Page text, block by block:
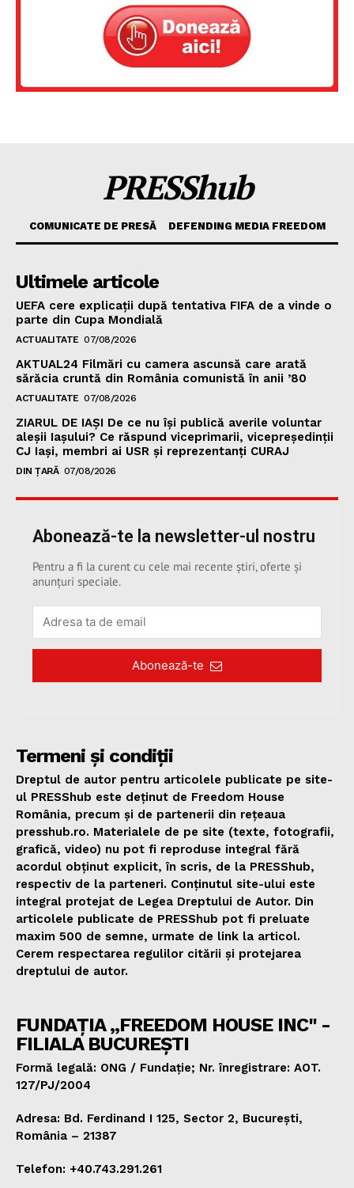
PRESShub
COMUNICATE DE PRESĂ DEFENDING MEDIA FREEDOM
Ultimele articole
UEFA cere explicații după tentativa FIFA de a vinde o
parte din Cupa Mondială
ACTUALITATE 07/08/2026
AKTUAL24 Filmări cu camera ascunsă care arată
sărăcia cruntă din România comunistă în anii ’80
ACTUALITATE 07/08/2026
ZIARUL DE IAȘI De ce nu își publică averile voluntar
aleșii Iașului? Ce răspund viceprimarii, vicepreședinții
CJ Iași, membri ai USR și reprezentanți CURAJ
DIN ȚARĂ 07/08/2026
Abonează-te la newsletter-ul nostru
Pentru a fi la curent cu cele mai recente știri, oferte și
anunțuri speciale.
Abonează-te
Termeni și condiții
Dreptul de autor pentru articolele publicate pe site-
ul PRESShub este deținut de Freedom House
România, precum și de partenerii din rețeaua
presshub.ro. Materialele de pe site (texte, fotografii,
grafică, video) nu pot fi reproduse integral fără
acordul obținut explicit, în scris, de la PRESShub,
respectiv de la parteneri. Conținutul site-ului este
integral protejat de Legea Dreptului de Autor. Din
articolele publicate de PRESShub pot fi preluate
maxim 500 de semne, urmate de link la articol.
Cerem respectarea regulilor citării și protejarea
dreptului de autor.
FUNDAȚIA „FREEDOM HOUSE INC" -
FILIALA BUCUREȘTI
Formă legală: ONG / Fundație; Nr. înregistrare: AOT.
127/PJ/2004
Adresa: Bd. Ferdinand I 125, Sector 2, București,
România – 21387
Telefon: +40.743.291.261